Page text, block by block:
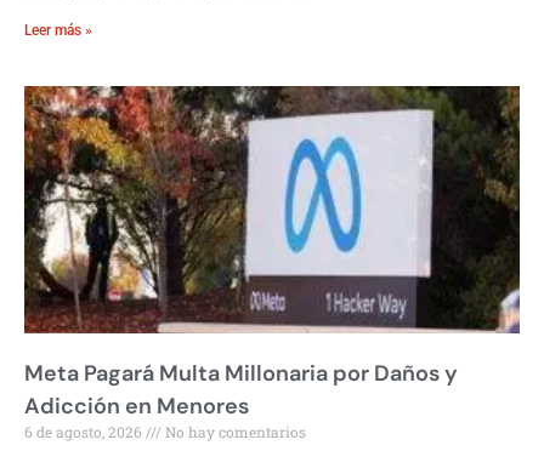
Leer más »
Meta Pagará Multa Millonaria por Daños y
Adicción en Menores
6 de agosto, 2026 No hay comentarios